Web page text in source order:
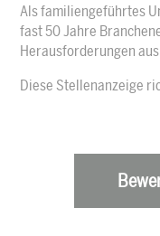
Als familiengeführtes
fast 50 Jahre
Herausforderungen
Diese Stellenanzeige